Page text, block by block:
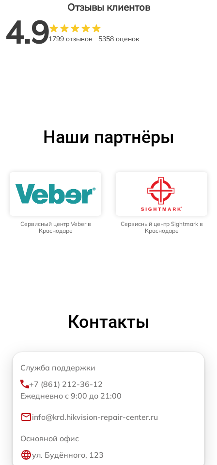
Отзывы клиентов
4.91799 отзывов 5358 оценок
Наши партнёры
Сервисный центр Veber в
Краснодаре
Сервисный центр Sightmark в
Краснодаре
Контакты
Служба поддержки
+7 (861) 212-36-12
Ежедневно с 9:00 до 21:00
info@krd.hikvision-repair-center.ru
Основной офис
ул. Будённого, 123